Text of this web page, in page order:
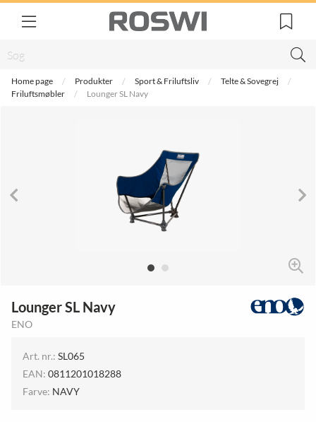
Home page Produkter Sport & Friluftsliv
Telte & Sovegrej
Friluftsmøbler
Lounger SL Navy
Lounger SL Navy
ENO
Art. nr.: SL065
EAN: 0811201018288
Farve: NAVY